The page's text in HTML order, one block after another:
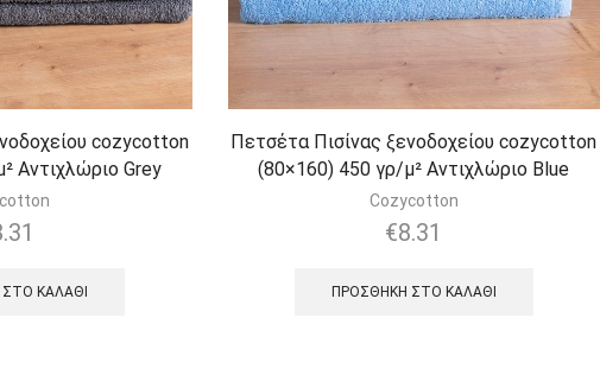
cozycotton
Αντιχλώριο Grey
ΚΑΛΆΘΙ
Πετσέτα Πισίνας ξενοδοχείου cozycotton
(80×160) 450 γρ/μ² Αντιχλώριο Blue
Cozycotton
€8.31
ΠΡΟΣΘΉΚΗ ΣΤΟ ΚΑΛΆΘΙ